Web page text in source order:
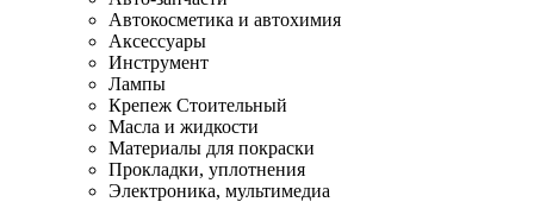
Автокосметика и автохимия
Аксессуары
Инструмент
Лампы
Крепеж Стоительный
Масла и жидкости
Материалы для покраски
Прокладки, уплотнения
Электроника, мультимедиа